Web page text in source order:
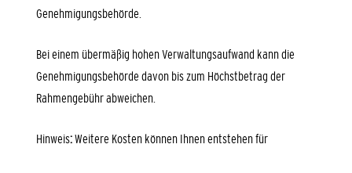
Genehmigungsbehörde.
Bei einem übermäßig hohen Verwaltungsaufwand kann die
Genehmigungsbehörde davon bis zum Höchstbetrag der
Rahmengebühr abweichen.
Hinweis:Weitere Kosten können Ihnen entstehen für